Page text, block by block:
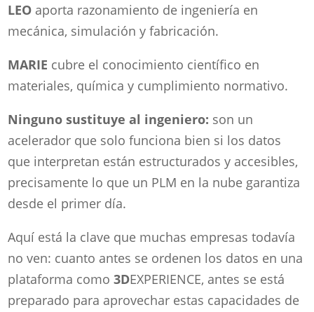
LEO aporta razonamiento de ingeniería en
mecánica, simulación y fabricación.
MARIE cubre el conocimiento científico en
materiales, química y cumplimiento normativo.
Ninguno sustituye al ingeniero: son un
acelerador que solo funciona bien si los datos
que interpretan están estructurados y accesibles,
precisamente lo que un PLM en la nube garantiza
desde el primer día.
Aquí está la clave que muchas empresas todavía
no ven: cuanto antes se ordenen los datos en una
plataforma como 3DEXPERIENCE, antes se está
preparado para aprovechar estas capacidades de